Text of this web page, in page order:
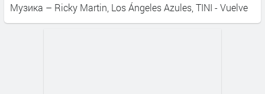
Музика – Ricky Martin, Los Ángeles Azules, TINI - Vuelve